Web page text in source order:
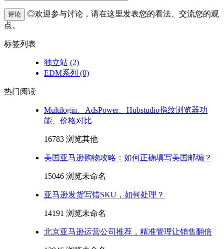
评论
◎欢迎参与讨论，请在这里发表您的看法、交流您的观
点。
标签列表
独立站 (2)
EDM系列 (0)
热门阅读
Multilogin、AdsPower、Hubstudio指纹浏览器功
能、价格对比
16783 浏览其他
美国亚马逊购物攻略：如何正确填写美国邮编？
15046 浏览未命名
亚马逊发货写错SKU，如何处理？
14191 浏览未命名
北京亚马逊运营公司推荐，精准管理让销售翻倍